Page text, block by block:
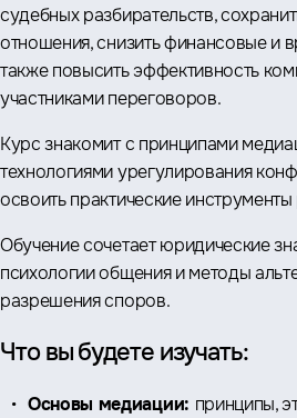
судебных разбирательств,
отношения, снизить финансовые и
также повысить эффективность
участниками переговоров.
Курс знакомит с принципами
технологиями урегулирования
освоить практические
Обучение сочетает юридические
психологии общения и методы
разрешения споров.
Что вы будете изучать:
Основы медиации: принципы,